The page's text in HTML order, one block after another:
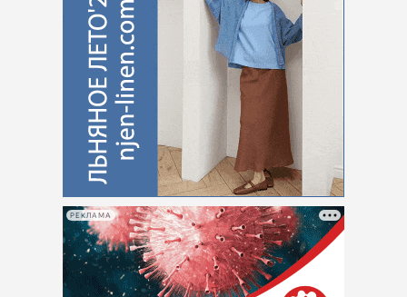
РЕКЛАМА